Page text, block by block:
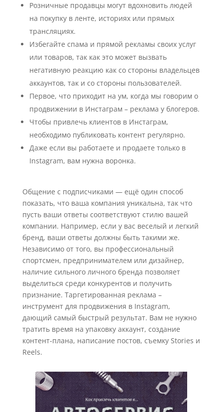
Розничные продавцы могут вдохновить людей
на покупку в ленте, историях или прямых
трансляциях.
Избегайте спама и прямой рекламы своих услуг
или товаров, так как это может вызвать
негативную реакцию как со стороны владельцев
аккаунтов, так и со стороны пользователей.
Первое, что приходит на ум, когда мы говорим о
продвижении в Инстаграм – реклама у блогеров.
Чтобы привлечь клиентов в Инстаграм,
необходимо публиковать контент регулярно.
Даже если вы работаете и продаете только в
Instagram, вам нужна воронка.
Общение с подписчиками — ещё один способ
показать, что ваша компания уникальна, так что
пусть ваши ответы соответствуют стилю вашей
компании. Например, если у вас веселый и легкий
бренд, ваши ответы должны быть такими же.
Независимо от того, вы профессиональный
спортсмен, предпринимателем или дизайнер,
наличие сильного личного бренда позволяет
выделиться среди конкурентов и получить
признание. Таргетированная реклама –
инструмент для продвижения в Instagram,
дающий самый быстрый результат. Вам не нужно
тратить время на упаковку аккаунт, создание
контент-плана, написание постов, съемку Stories и
Reels.